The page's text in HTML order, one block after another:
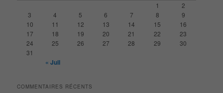
1
2
3
4 5 6 7 8
9
10
11 12 13 14 15
16
17
18 19 20 21 22
23
24
25 26 27 28 29
30
31
« Juil
COMMENTAIRES RÉCENTS